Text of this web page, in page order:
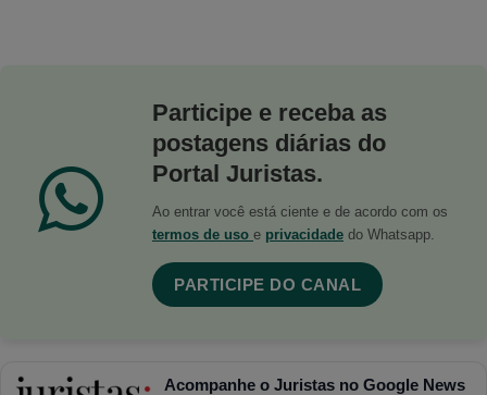
Participe e receba as
postagens diárias do
Portal Juristas.
Ao entrar você está ciente e de acordo com os
termos de uso e privacidade do Whatsapp.
PARTICIPE DO CANAL
Acompanhe o Juristas no Google News